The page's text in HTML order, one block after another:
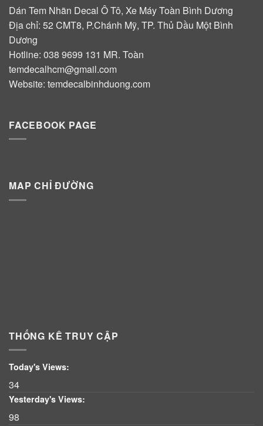
Dán Tem Nhãn Decal Ô Tô, Xe Máy Toàn Bình Dương
Địa chỉ: 52 CMT8, P.Chánh Mỹ, TP. Thủ Dầu Một Bình
Dương
Hotline: 038 9699 131 MR. Toàn
temdecalhcm@gmail.com
Website: temdecalbinhduong.com
FACEBOOK PAGE
MAP CHỈ ĐƯỜNG
THỐNG KÊ TRUY CẬP
Today's Views:
34
Yesterday's Views:
98